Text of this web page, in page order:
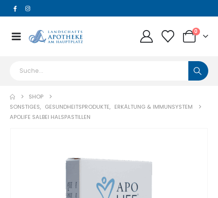
0
SHOP
SONSTIGES, GESUNDHEITSPRODUKTE, ERKÄLTUNG & IMMUNSYSTEM
APOLIFE SALBEI HALSPASTILLEN